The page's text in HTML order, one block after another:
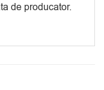
de producator.